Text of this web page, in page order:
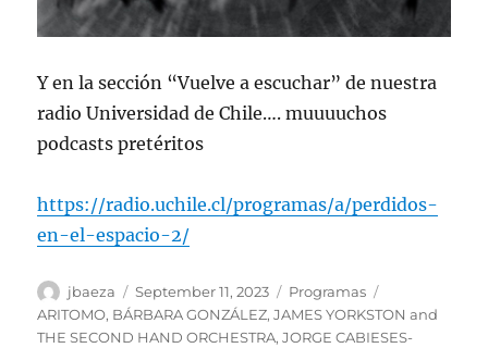
Y en la sección “Vuelve a escuchar” de nuestra
radio Universidad de Chile…. muuuuchos
podcasts pretéritos
https://radio.uchile.cl/programas/a/perdidos-
en-el-espacio-2/
Author
jbaeza
Posted
on
September 11, 2023 Categories
Programas
ARITOMO, BÁRBARA GONZÁLEZ,JAMES YORKSTON and
THE SECOND HAND ORCHESTRA,JORGE CABIESES-